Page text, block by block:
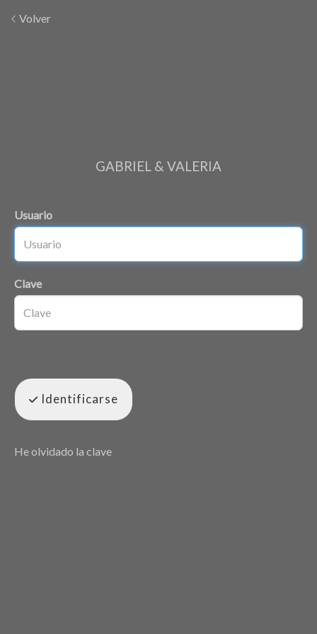
Volver
GABRIEL & VALERIA
Usuario
Clave
Identificarse
He olvidado la clave